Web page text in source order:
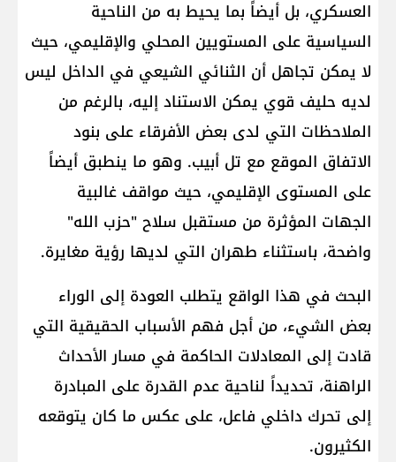
العسكري، بل أيضاً بما يحيط به من الناحية
السياسية على المستويين المحلي والإقليمي، حيث
لا يمكن تجاهل أن الثنائي الشيعي في الداخل ليس
لديه حليف قوي يمكن الاستناد إليه، بالرغم من
الملاحظات التي لدى بعض الأفرقاء على بنود
الاتفاق الموقع مع تل أبيب. وهو ما ينطبق أيضاً
على المستوى الإقليمي، حيث مواقف غالبية
الجهات المؤثرة من مستقبل سلاح "حزب الله"
واضحة، باستثناء طهران التي لديها رؤية مغايرة.
البحث في هذا الواقع يتطلب العودة إلى الوراء
بعض الشيء، من أجل فهم الأسباب الحقيقية التي
قادت إلى المعادلات الحاكمة في مسار الأحداث
الراهنة، تحديداً لناحية عدم القدرة على المبادرة
إلى تحرك داخلي فاعل، على عكس ما كان يتوقعه
الكثيرون.